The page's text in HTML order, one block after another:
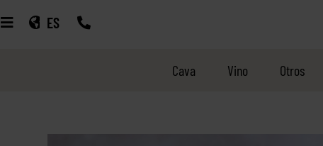
ES
Cava Vino Otros